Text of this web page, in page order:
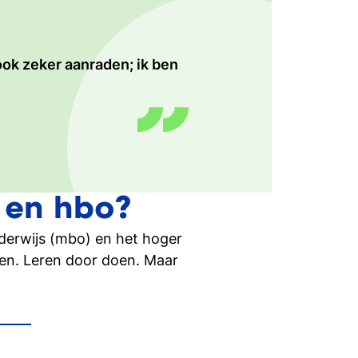
zeker aanraden; ik ben
als zeer prettig
naar hbo Hotel- en
het hbo. Zeker bij Tio
International Business
studeren bevallen mij
Tio.
hbo?
(mbo) en het hoger
Leren door doen. Maar